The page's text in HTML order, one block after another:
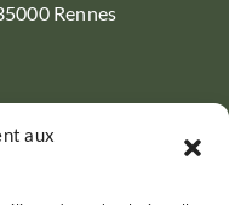
aux
Rennes
: